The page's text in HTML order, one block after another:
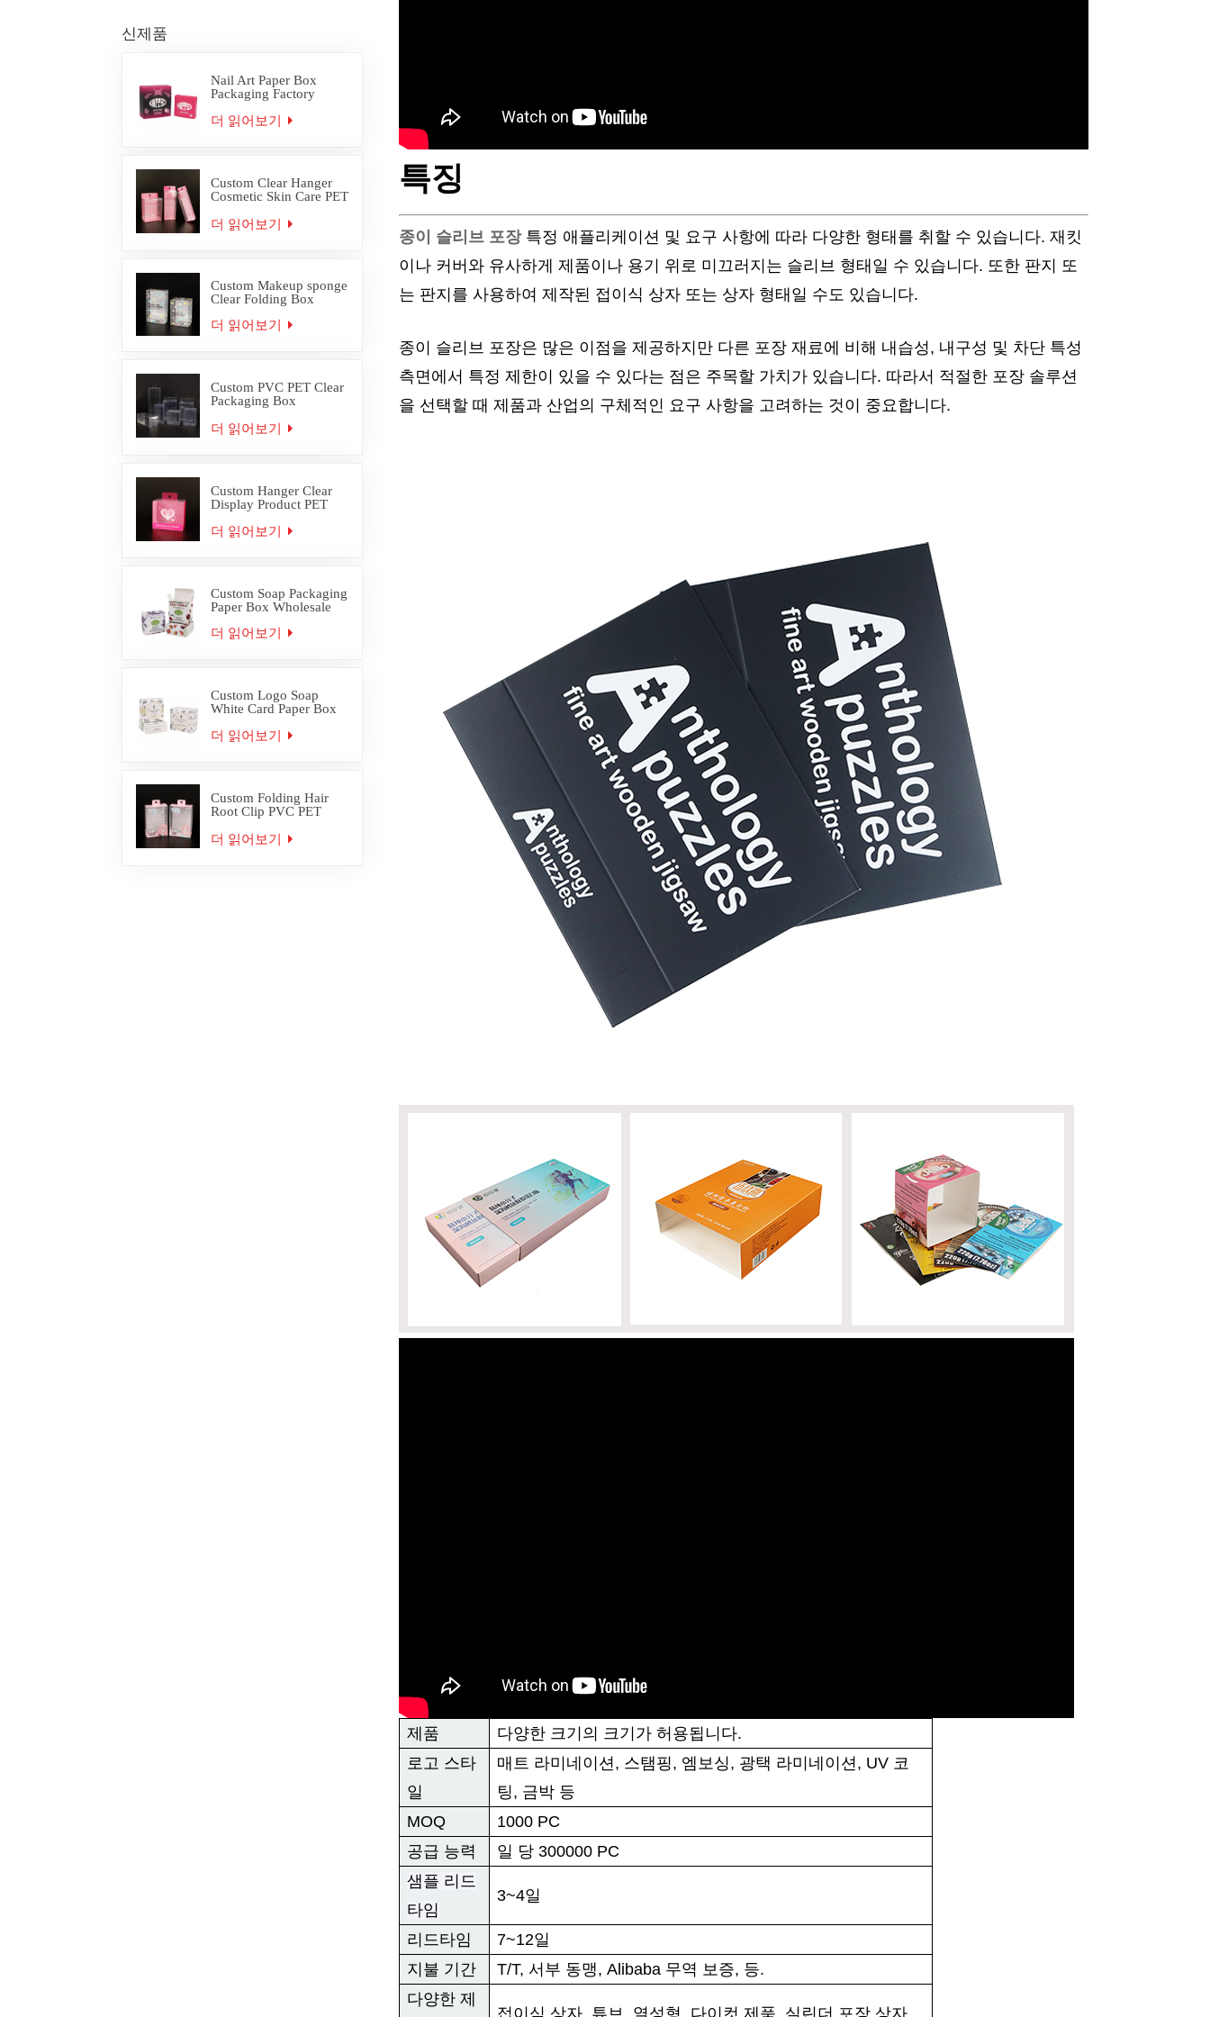
신제품
Nail Art Paper Box
Packaging Factory
더 읽어보기
Custom Clear Hanger
Cosmetic Skin Care PET
더 읽어보기
Custom Makeup sponge
Clear Folding Box
더 읽어보기
Custom PVC PET Clear
Packaging Box
더 읽어보기
Custom Hanger Clear
Display Product PET
더 읽어보기
Custom Soap Packaging
Paper Box Wholesale
더 읽어보기
Custom Logo Soap
White Card Paper Box
더 읽어보기
Custom Folding Hair
Root Clip PVC PET
더 읽어보기
특징
종이 슬리브 포장특정 애플리케이션 및 요구 사항에 따라 다양한 형태를 취할 수 있습니다. 재킷
이나 커버와 유사하게 제품이나 용기 위로 미끄러지는 슬리브 형태일 수 있습니다. 또한 판지 또
는 판지를 사용하여 제작된 접이식 상자 또는 상자 형태일 수도 있습니다.
종이 슬리브 포장은 많은 이점을 제공하지만 다른 포장 재료에 비해 내습성, 내구성 및 차단 특성
측면에서 특정 제한이 있을 수 있다는 점은 주목할 가치가 있습니다. 따라서 적절한 포장 솔루션
을 선택할 때 제품과 산업의 구체적인 요구 사항을 고려하는 것이 중요합니다.
제품
다양한 크기의 크기가 허용됩니다.
로고 스타
일
매트 라미네이션, 스탬핑, 엠보싱, 광택 라미네이션, UV 코
팅, 금박 등
MOQ
1000 PC
공급 능력
일 당 300000 PC
샘플 리드
타임
3~4일
리드타임
7~12일
지불 기간
T/T, 서부 동맹, Alibaba 무역 보증, 등.
다양한 제